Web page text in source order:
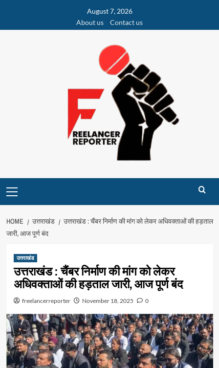
content
August 7, 2026
About us
Contact us
Menu
HOME उत्तराखंड
उत्तराखंड : चैंबर निर्माण की मांग को लेकर अधिवक्ताओं की हड़ताल
जारी, आज पूर्ण बंद
उत्तराखंड
उत्तराखंड : चैंबर निर्माण की मांग को लेकर
अधिवक्ताओं की हड़ताल जारी, आज पूर्ण बंद
freelancerreporter November 18, 2025 0